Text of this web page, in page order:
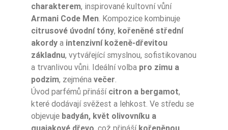
charakterem, inspirované kultovní vůní
Armani Code Men. Kompozice kombinuje
citrusové úvodní tóny, kořeněné střední
akordy a intenzivní koženě-dřevitou
základnu, vytvářející smyslnou, sofistikovanou
a trvanlivou vůni. Ideální volba pro zimu a
podzim, zejména večer.
Úvod parfémů přináší citron a bergamot,
které dodávají svěžest a lehkost. Ve středu se
objevuje badyán, květ olivovníku a